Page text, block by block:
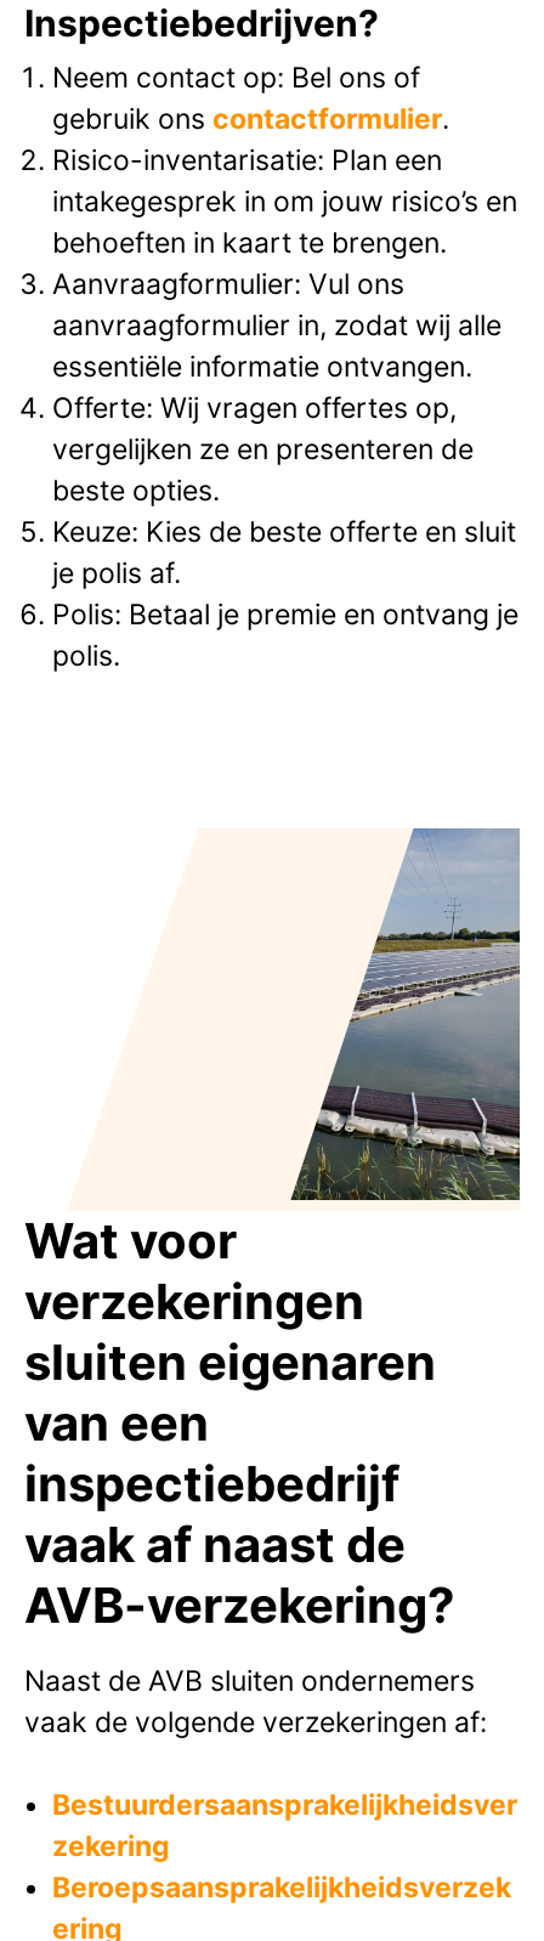
Inspectiebedrijven?
Neem contact op: Bel ons of
gebruik ons contactformulier.
Risico-inventarisatie: Plan een
intakegesprek in om jouw risico’s en
behoeften in kaart te brengen.
Aanvraagformulier: Vul ons
aanvraagformulier in, zodat wij alle
essentiële informatie ontvangen.
Offerte: Wij vragen offertes op,
vergelijken ze en presenteren de
beste opties.
Keuze: Kies de beste offerte en sluit
je polis af.
Polis: Betaal je premie en ontvang je
polis.
Wat voor
verzekeringen
sluiten eigenaren
van een
inspectiebedrijf
vaak af naast de
AVB-verzekering?
Naast de AVB sluiten ondernemers
vaak de volgende verzekeringen af:
Bestuurdersaansprakelijkheidsver
zekering
Beroepsaansprakelijkheidsverzek
ering